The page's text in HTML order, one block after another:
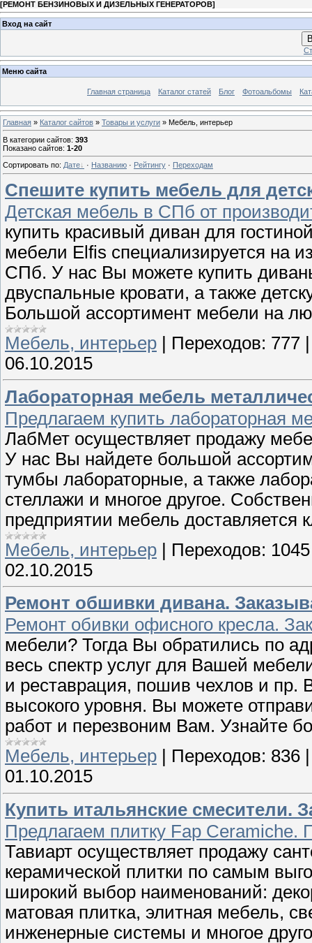
[РЕМОНТ БЕНЗИНОВЫХ И ДИЗЕЛЬНЫХ ГЕНЕРАТОРОВ]
Вход на сайт
Меню сайта
Главная страница Каталог статей Блог Фотоальбомы
Главная » Каталог сайтов » Товары и услуги » Мебель, интерьер
В категории сайтов: 393
Показано сайтов: 1-20
Сортировать по: Дате · Названию · Рейтингу · Переходам
Спешите купить мебель для
Детская мебель в СПб от
купить красивый диван для
мебели Elfis специализируется на
СПб. У нас Вы можете купить
двуспальные кровати, а также
Большой ассортимент мебели на
Мебель, интерьер
Переходов: 777
06.10.2015
Лабораторная мебель
Предлагаем купить лабораторная
ЛабМет осуществляет продажу
У нас Вы найдете большой
тумбы лабораторные, а также
стеллажи и многое другое.
предприятии мебель доставляется
Мебель, интерьер | Переходов: 1045
02.10.2015
Ремонт обшивки дивана.
Ремонт обивки офисного кресла.
мебели? Тогда Вы обратились по
весь спектр услуг для Вашей
и реставрация, пошив чехлов и пр.
высокого уровня. Вы можете
работ и перезвоним Вам. Узнайте
Мебель, интерьер
Переходов: 836
01.10.2015
Купить итальянские смесители.
Предлагаем плитку Fap Ceramiche.
Тавиарт осуществляет продажу
керамической плитки по самым
широкий выбор наименований:
матовая плитка, элитная мебель,
инженерные системы и многое